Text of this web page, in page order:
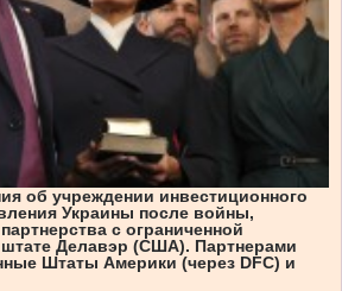
об учреждении инвестиционного
Украины после войны,
с ограниченной
Делавэр (США). Партнерами
Штаты Америки (через DFC) и